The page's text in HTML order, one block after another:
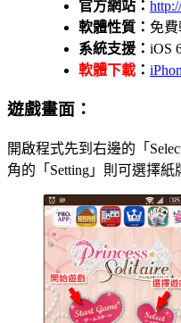
官方網站：
軟體性質： 免
系統支援： iOS
軟體下載 ：
遊戲畫面：
開啟程式先到右邊的「
角的「Setting」則可選擇紙